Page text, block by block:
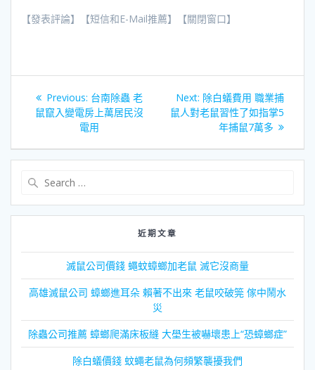
【發表評論】【短信和E-Mail推薦】【關閉窗口】
導
覽
Previous: Previous
post:
台南除蟲 老
鼠竄入變電房上萬居民沒
電用
Next: Next
post:
除白蟻費用 職業捕
鼠人對老鼠習性了如指掌5
年捕鼠7萬多
近期文章
滅鼠公司價錢 蠅蚊蟑螂加老鼠 滅它沒商量
高雄滅鼠公司 蟑螂進耳朵 賴著不出來 老鼠咬破筦 傢中鬧水
災
除蟲公司推薦 蟑螂爬滿床板縫 大壆生被嚇壞患上“恐蟑螂症”
除白蟻價錢 蚊蠅老鼠為何頻繁襲擾我們